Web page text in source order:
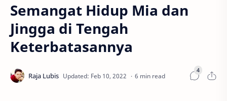
Semangat Hidup Mia dan
Jingga di Tengah
Keterbatasannya
6 min read